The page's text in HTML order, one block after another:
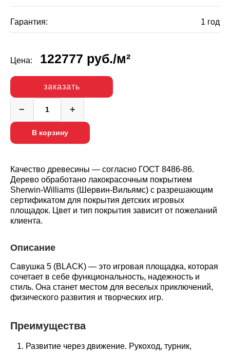
Гарантия: 1 год
Цена: 122777 руб./м²
заказать
−
Количество
товара
Детская
площадка
(BLACK)
+
В корзину
Качество древесины — согласно ГОСТ 8486-86.
Дерево обработано лакокрасочным покрытием
Sherwin-Williams (Шервин-Вильямс) с разрешающим
сертификатом для покрытия детских игровых
площадок. Цвет и тип покрытия зависит от пожеланий
клиента.
Описание
Савушка 5 (BLACK) — это игровая площадка, которая
сочетает в себе функциональность, надежность и
стиль. Она станет местом для веселых приключений,
физического развития и творческих игр.
Преимущества
Развитие через движение. Рукоход, турник,